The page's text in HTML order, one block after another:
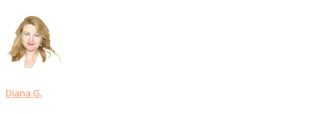
Diana G.